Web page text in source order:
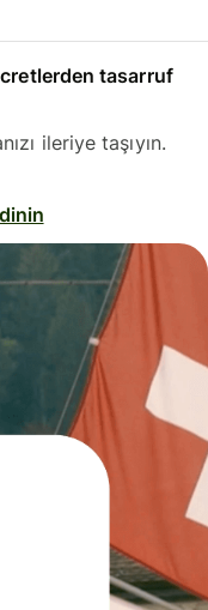
tasarruf
ileriye taşıyın.